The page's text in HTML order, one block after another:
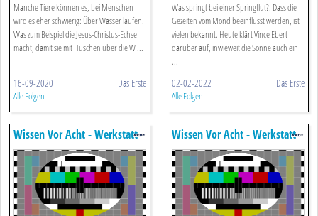
Manche Tiere können es, bei Menschen
wird es eher schwierig: Über Wasser laufen.
Was zum Beispiel die Jesus-Christus-Echse
macht, damit sie mit Huschen über die W ...
16-09-2020 Das Erste
Alle Folgen
Was springt bei einer Springflut?: Dass die
Gezeiten vom Mond beeinflusst werden, ist
vielen bekannt. Heute klärt Vince Ebert
darüber auf, inwieweit die Sonne auch ein
...
02-02-2022 Das Erste
Alle Folgen
Wissen Vor Acht - Werkstatt Wissen Vor Acht - Werkstatt